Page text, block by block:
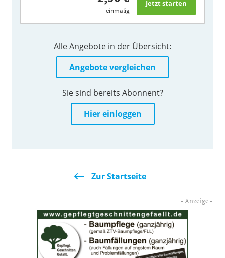
einmalig
Alle Angebote in der Übersicht:
Angebote vergleichen
Sie sind bereits Abonnent?
Hier einloggen
Zur Startseite